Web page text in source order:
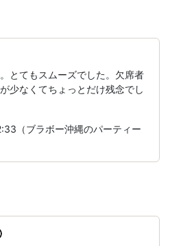
とてもスムーズでした。欠席者
少なくてちょっとだけ残念でし
（ブラボー沖縄のパーティー